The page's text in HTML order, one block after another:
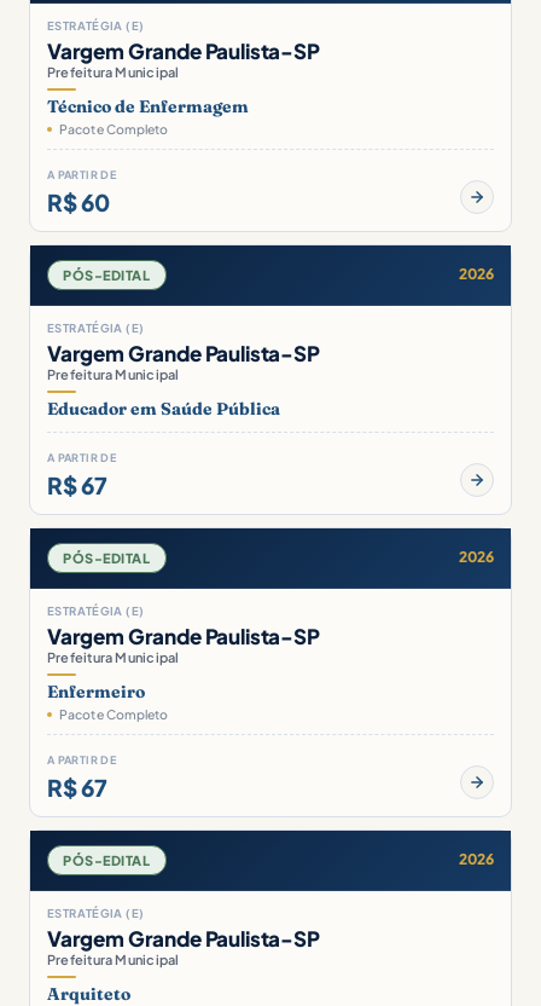
ESTRATÉGIA (E)
Vargem Grande Paulista-SP
Prefeitura Municipal
Técnico de Enfermagem
Pacote Completo
A PARTIR DE
R$ 60
PÓS-EDITAL 2026
ESTRATÉGIA (E)
Vargem Grande Paulista-SP
Prefeitura Municipal
Educador em Saúde Pública
A PARTIR DE
R$ 67
PÓS-EDITAL 2026
ESTRATÉGIA (E)
Vargem Grande Paulista-SP
Prefeitura Municipal
Enfermeiro
Pacote Completo
A PARTIR DE
R$ 67
PÓS-EDITAL 2026
ESTRATÉGIA (E)
Vargem Grande Paulista-SP
Prefeitura Municipal
Arquiteto